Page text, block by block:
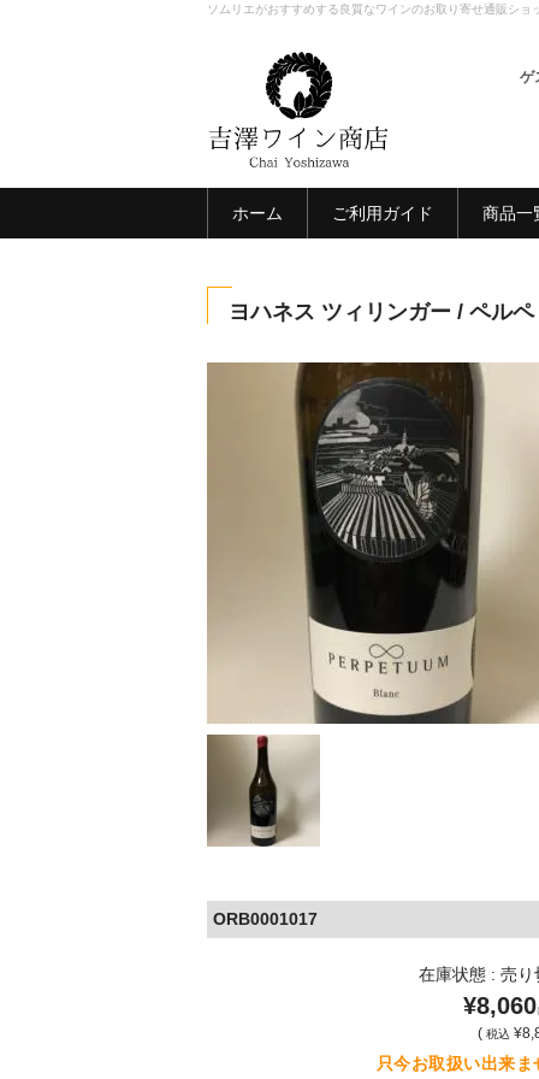
ソムリエがおすすめする良質なワインのお取り寄せ通販シ
ゲ
ホーム ご利用ガイド 商品一
ヨハネス ツィリンガー / ペル
ORB0001017
在庫状態 : 売り
¥8,060
( 税込
只今お取扱い出来ま